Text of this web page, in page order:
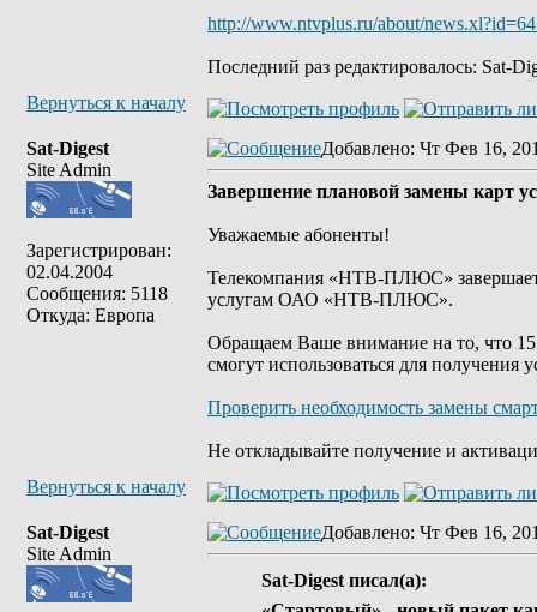
http://www.ntvplus.ru/about/
Последний раз редактировалось: Sat-
Вернуться к началу
Sat-Digest
Site Admin
Зарегистрирован:
02.04.2004
Сообщения: 5118
Откуда: Европа
Добавлено: Чт Фев 16,
Завершение плановой замены карт
Уважаемые абоненты!
Телекомпания «НТВ-ПЛЮС» завершает
услугам ОАО «НТВ-ПЛЮС».
Обращаем Ваше внимание на то, что 15
смогут использоваться для
Проверить необходимость замены
Не откладывайте получение и
Вернуться к началу
Sat-Digest
Site Admin
Добавлено: Чт Фев 16,
Sat-Digest писал(а):